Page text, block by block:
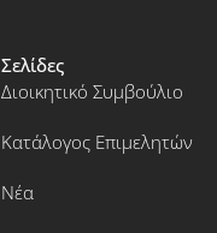
Σελίδες
Διοικητικό Συμβούλιο
Κατάλογος Επιμελητών
Νέα